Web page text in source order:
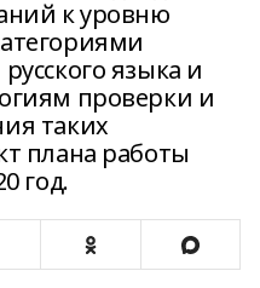
к уровню
языка и
проверки и
таких
плана работы
год.